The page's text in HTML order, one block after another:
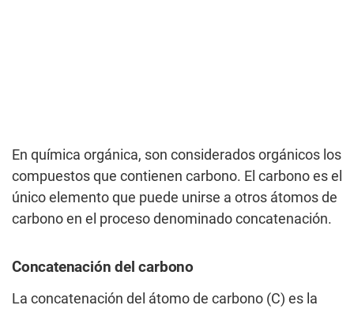
En química orgánica, son considerados orgánicos los
compuestos que contienen carbono. El carbono es el
único elemento que puede unirse a otros átomos de
carbono en el proceso denominado concatenación.
Concatenación del carbono
La concatenación del átomo de carbono (C) es la